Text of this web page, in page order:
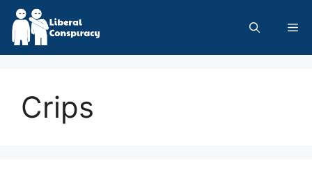
Skip
content
Crips